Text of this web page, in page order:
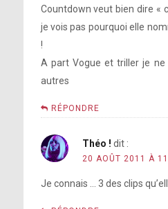
Countdown veut bien dire «
je vois pas pourquoi elle
!
A part Vogue et triller je ne
autres
RÉPONDRE
Théo ! dit :
20 AOÛT 2011 À
Je connais … 3 des clips